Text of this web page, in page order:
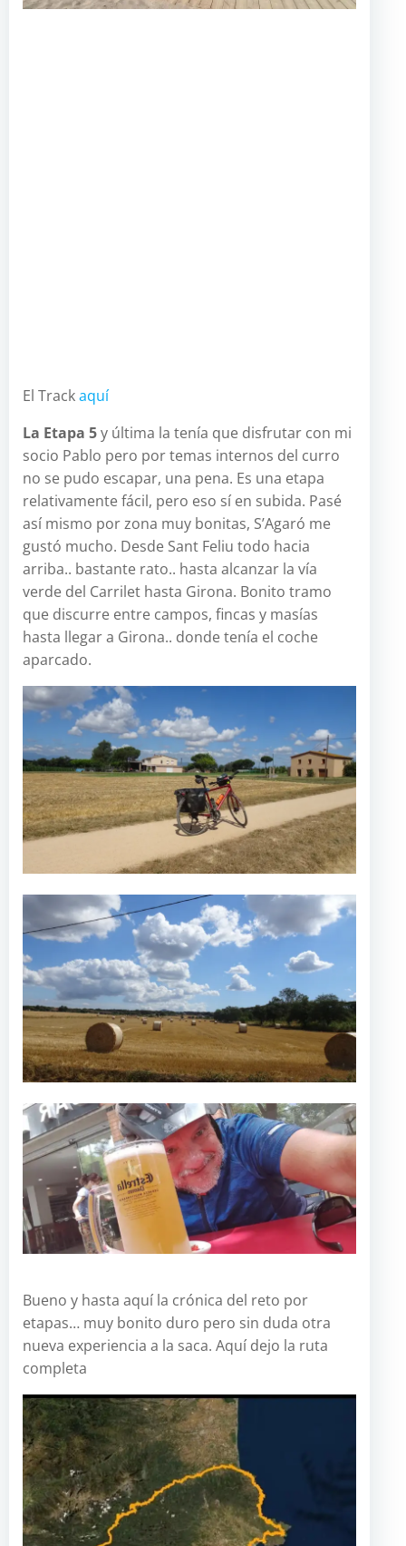
así mismo por zona muy bonitas, S’Agaró me
arriba.. bastante rato.. hasta alcanzar la vía
verde del Carrilet hasta Girona. Bonito tramo
que discurre entre campos, fincas y masías
hasta llegar a Girona.. donde tenía el coche
aparcado.
Bueno y hasta aquí la crónica del reto por
etapas… muy bonito duro pero sin duda otra
nueva experiencia a la saca. Aquí dejo la ruta
completa